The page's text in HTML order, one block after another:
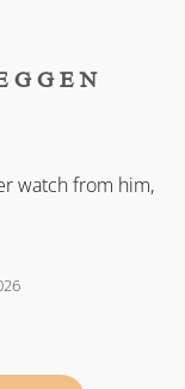
watch from him,